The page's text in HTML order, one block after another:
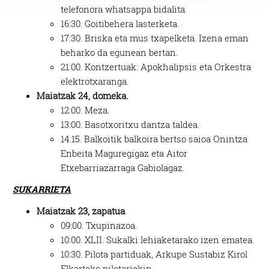
prozesatzen ditugu, zure IP zenbakia, besteak beste,
teknologia erabiliz, cookieak adibidez, iragarki eta eduki
pertsonalizatuak eskaintzeko, iragarkiak eta edukia
neurtzeko, jendeari buruzko informazioa biltzeko eta
produktuak garatzeko. Zure datuak nork eta zertarako
erabiltzen dituen hauta dezakezu.
Bazkide batzuek ez dizute baimenik eskatzen, eta beren
interes komertzial legitimoetan babesten dira. Ikusi gure
bazkideen zerrenda, beren ustez zein helburutarako
duten interes legitimoa eta horren aurka nola egin
dezakezun ikusteko.
buruzko informazio gehiago eta ezarri zure lehentasunak
datuen atalean. Edozein unetan alda edo ken dezakezu
zure baimena Cookieen adierazpenean.
telefonora whatsappa bidalita.
16:30. Goitibehera lasterketa.
17:30. Briska eta mus txapelketa. Izena eman
beharko da egunean bertan.
21:00. Kontzertuak: Apokhalipsis eta Orkestra
elektrotxaranga.
Maiatzak 24, domeka.
12:00. Meza.
13:00. Basotxoritxu dantza taldea.
14:15. Balkoitik balkoira bertso saioa Onintza
Enbeita Maguregigaz eta Aitor
Etxebarriazarraga Gabiolagaz.
SUKARRIETA
Maiatzak 23, zapatua.
09:00. Txupinazoa.
10:00. XLII. Sukalki lehiaketarako izen ematea.
10:30. Pilota partiduak, Arkupe Sustabiz Kirol